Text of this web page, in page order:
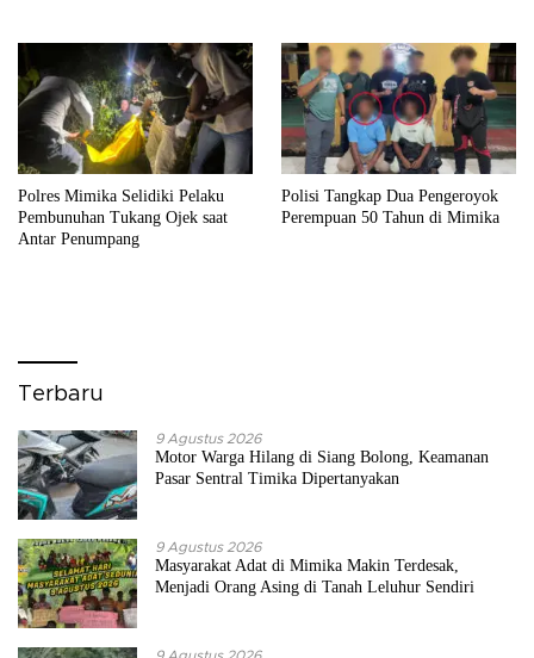
Polres Mimika Selidiki Pelaku
Pembunuhan Tukang Ojek saat
Antar Penumpang
Polisi Tangkap Dua Pengeroyok
Perempuan 50 Tahun di Mimika
Terbaru
9 Agustus 2026
Motor Warga Hilang di Siang Bolong, Keamanan
Pasar Sentral Timika Dipertanyakan
9 Agustus 2026
Masyarakat Adat di Mimika Makin Terdesak,
Menjadi Orang Asing di Tanah Leluhur Sendiri